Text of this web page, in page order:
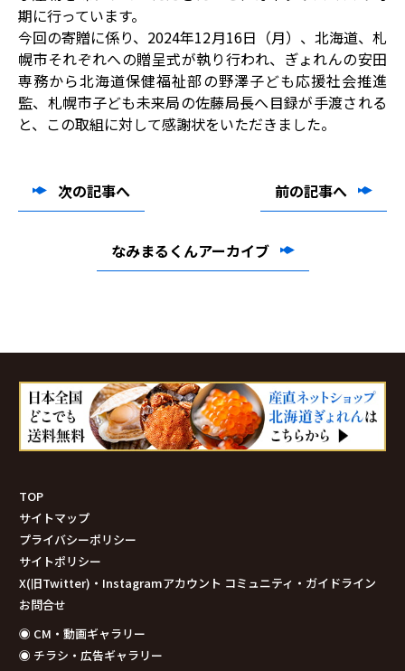
期に行っています。
今回の寄贈に係り、2024年12月16日（月）、北海道、札
幌市それぞれへの贈呈式が執り行われ、ぎょれんの安田
専務から北海道保健福祉部の野澤子ども応援社会推進
監、札幌市子ども未来局の佐藤局長へ目録が手渡される
と、この取組に対して感謝状をいただきました。
次の記事へ 前の記事へ
なみまるくんアーカイブ
TOP
サイトマップ
プライバシーポリシー
サイトポリシー
X(旧Twitter)・Instagramアカウント コミュニティ・ガイドライン
お問合せ
◉ CM・動画ギャラリー
◉ チラシ・広告ギャラリー